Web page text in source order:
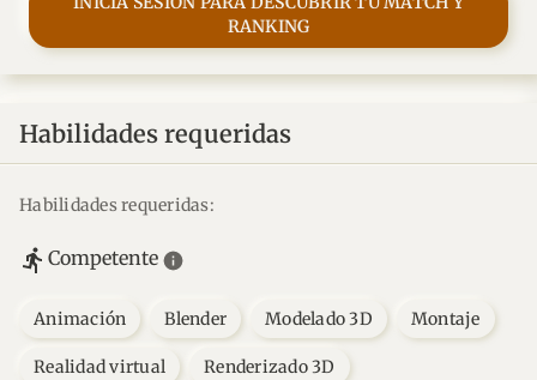
RANKING
Habilidades requeridas
Habilidades requeridas:
Competente
Animación Blender Modelado 3D Montaje
Realidad virtual Renderizado 3D